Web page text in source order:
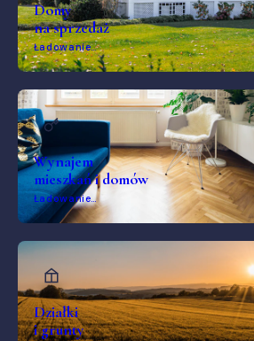
Domy
na sprzedaż
Ładowanie…
Wynajem
mieszkań i domów
Ładowanie…
Działki
i grunty